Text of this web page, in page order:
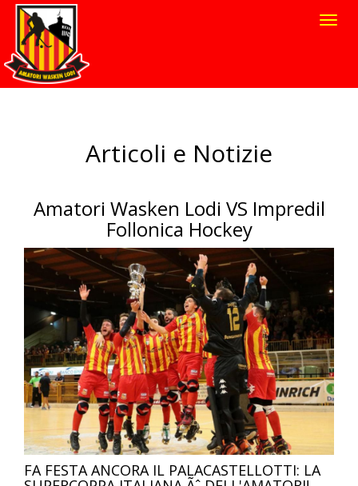
Articoli e Notizie
Amatori Wasken Lodi VS Impredil
Follonica Hockey
FA FESTA ANCORA IL PALACASTELLOTTI: LA